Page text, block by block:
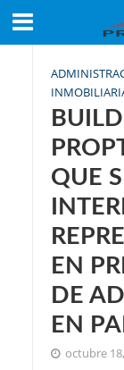
QUE
EN
DE
EN
octubre